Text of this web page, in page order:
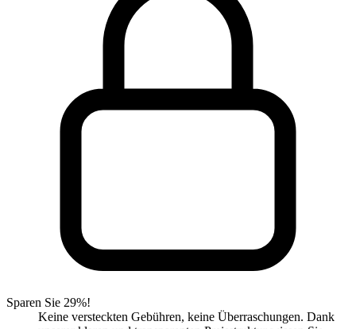
Sparen Sie 29%!
Keine versteckten Gebühren, keine Überraschungen. Dank